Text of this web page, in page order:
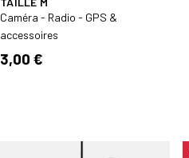
Caméra - Radio - GPS &
accessoires
3,00 €